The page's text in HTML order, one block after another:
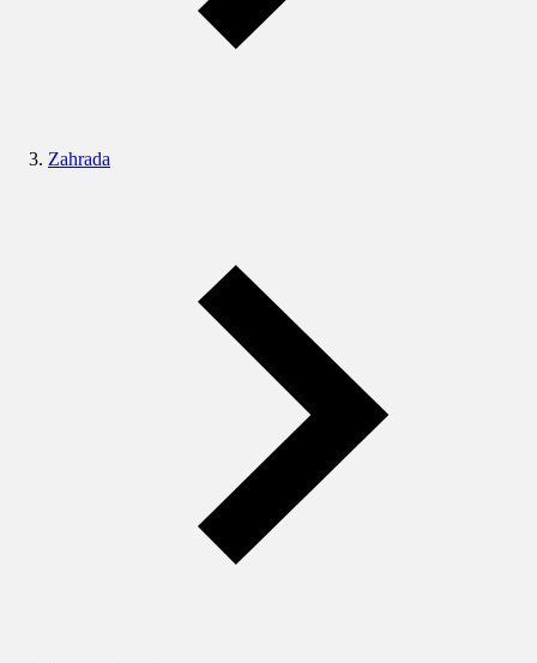
Zahrada